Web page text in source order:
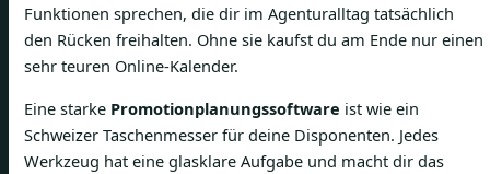
Funktionen sprechen, die dir im Agenturalltag tatsächlich
den Rücken freihalten. Ohne sie kaufst du am Ende nur einen
sehr teuren Online-Kalender.
Eine starke Promotionplanungssoftware ist wie ein
Schweizer Taschenmesser für deine Disponenten. Jedes
Werkzeug hat eine glasklare Aufgabe und macht dir das